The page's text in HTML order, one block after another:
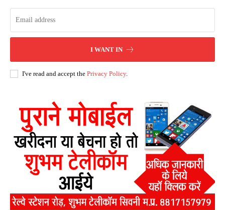
I WANT IN
I've read and accept the Privacy Policy.